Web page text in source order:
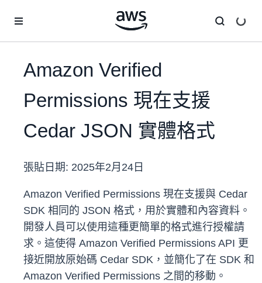
Amazon Verified
Permissions 現在支援
Cedar JSON 實體格式
張貼日期: 2025年2月24日
Amazon Verified Permissions 現在支援與 Cedar
SDK 相同的 JSON 格式，用於實體和內容資料。
開發人員可以使用這種更簡單的格式進行授權請
求。這使得 Amazon Verified Permissions API 更
接近開放原始碼 Cedar SDK，並簡化了在 SDK 和
Amazon Verified Permissions 之間的移動。